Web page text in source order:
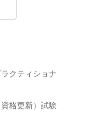
クティショナ
格更新）試験